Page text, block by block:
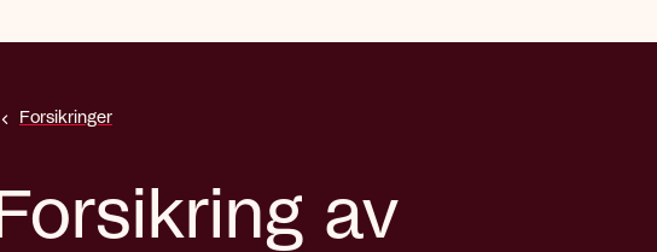
Forsikringer
Forsikring av